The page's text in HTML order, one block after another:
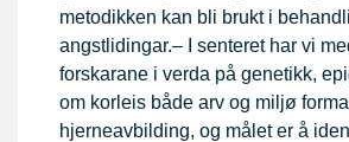
metodikken kan bli brukt i
angstlidingar.– I senteret har vi
forskarane i verda på genetikk,
om korleis både arv og miljø
hjerneavbilding, og målet er å